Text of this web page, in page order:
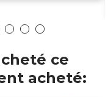
ce
acheté: